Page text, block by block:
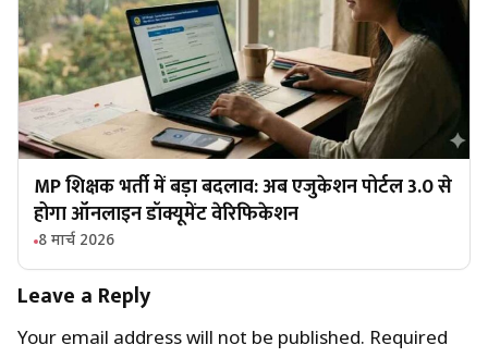
MP शिक्षक भर्ती में बड़ा बदलाव: अब एजुकेशन पोर्टल 3.0 से
होगा ऑनलाइन डॉक्यूमेंट वेरिफिकेशन
8 मार्च 2026
Leave a Reply
Your email address will not be published. Required